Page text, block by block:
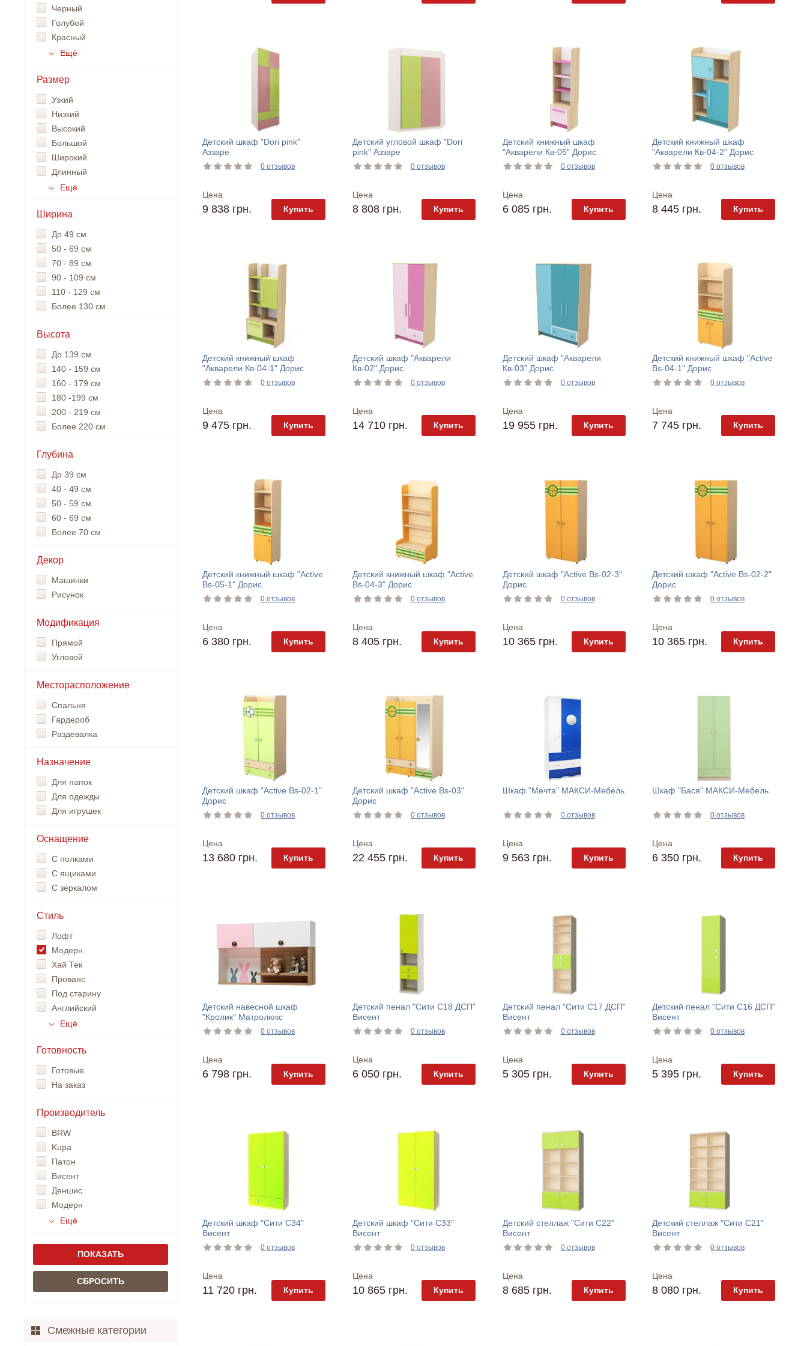
Черный
Голубой
Красный
Ещё
Размер
Узкий
Низкий
Высокий
Большой
Широкий
Длинный
Ещё
Ширина
До 49 см
50 - 69 см
70 - 89 см
90 - 109 см
110 - 129 см
Более 130 см
Высота
До 139 см
140 - 159 см
160 - 179 см
180 -199 см
200 - 219 см
Более 220 см
Глубина
До 39 см
40 - 49 см
50 - 59 см
60 - 69 см
Более 70 см
Декор
Машинки
Рисунок
Модификация
Прямой
Угловой
Месторасположение
Спальня
Гардероб
Раздевалка
Назначение
Для папок
Для одежды
Для игрушек
Оснащение
С полками
С ящиками
С зеркалом
Стиль
Лофт
Модерн
Хай Тек
Прованс
Под старину
Английский
Ещё
Готовность
Готовые
На заказ
Производитель
BRW
Kupa
Патон
Висент
Деншис
Модерн
Ещё
Смежные категории
Детский шкаф "Dori pink"
Аззаре
0 отзывов
Цена
9 838 грн. Купить
Детский угловой шкаф "Dori
pink" Аззаре
0 отзывов
Цена
8 808 грн. Купить
Детский книжный шкаф
"Акварели Кв-05" Дорис
0 отзывов
Цена
6 085 грн. Купить
Детский книжный шкаф
"Акварели Кв-04-2" Дорис
0 отзывов
Цена
8 445 грн. Купить
Детский книжный шкаф
"Акварели Кв-04-1" Дорис
0 отзывов
Цена
9 475 грн. Купить
Детский шкаф "Акварели
Кв-02" Дорис
0 отзывов
Цена
14 710 грн. Купить
Детский шкаф "Акварели
Кв-03" Дорис
0 отзывов
Цена
19 955 грн. Купить
Детский книжный шкаф "Active
Bs-04-1" Дорис
0 отзывов
Цена
7 745 грн. Купить
Детский книжный шкаф "Active
Bs-05-1" Дорис
0 отзывов
Цена
6 380 грн. Купить
Детский книжный шкаф "Active
Bs-04-3" Дорис
0 отзывов
Цена
8 405 грн. Купить
Детский шкаф "Active Bs-02-3"
Дорис
0 отзывов
Цена
10 365 грн. Купить
Детский шкаф "Active Bs-02-2"
Дорис
0 отзывов
Цена
10 365 грн. Купить
Детский шкаф "Active Bs-02-1"
Дорис
0 отзывов
Цена
13 680 грн. Купить
Детский шкаф "Active Bs-03"
Дорис
0 отзывов
Цена
22 455 грн. Купить
Шкаф "Мечта" МАКСИ-Мебель
0 отзывов
Цена
9 563 грн. Купить
Шкаф "Бася" МАКСИ-Мебель
0 отзывов
Цена
6 350 грн. Купить
Детский навесной шкаф
"Кролик" Матролюкс
0 отзывов
Цена
6 798 грн. Купить
Детский пенал "Сити С18 ДСП"
Висент
0 отзывов
Цена
6 050 грн. Купить
Детский пенал "Сити С17 ДСП"
Висент
0 отзывов
Цена
5 305 грн. Купить
Детский пенал "Сити С16 ДСП"
Висент
0 отзывов
Цена
5 395 грн. Купить
Детский шкаф "Сити С34"
Висент
0 отзывов
Цена
11 720 грн. Купить
Детский шкаф "Сити С33"
Висент
0 отзывов
Цена
10 865 грн. Купить
Детский стеллаж "Сити С22"
Висент
0 отзывов
Цена
8 685 грн. Купить
Детский стеллаж "Сити С21"
Висент
0 отзывов
Цена
8 080 грн. Купить